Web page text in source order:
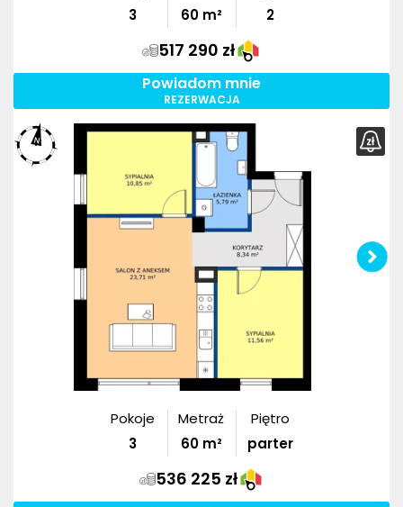
3
60m²
2
517 290 zł
Powiadom mnie
REZERWACJA
Pokoje
3
Metraż
60m²
Piętro
parter
536 225 zł